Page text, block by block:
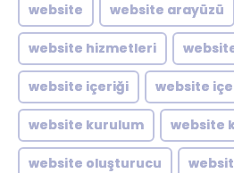
website website arayüzü
website hizmetleri
website içeriği website
website kurulum website
website oluşturucu